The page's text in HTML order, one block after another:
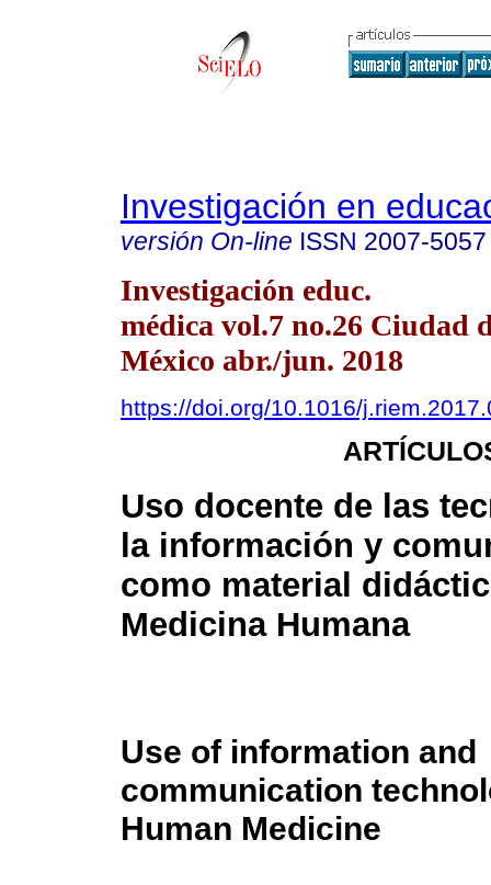
Investigación en
versión On-line ISSN 2007-5057
Investigación educ.
médica vol.7 no.26 Ciudad
México abr./jun. 2018
https://doi.org/10.1016/
Uso docente de las
la información y
como material
Medicina Humana
Use of information and
communication
Human Medicine